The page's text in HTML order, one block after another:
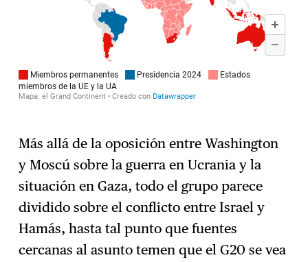
Más allá de la oposición entre Washington
y Moscú sobre la guerra en Ucrania y la
situación en Gaza, todo el grupo parece
dividido sobre el conflicto entre Israel y
Hamás, hasta tal punto que fuentes
cercanas al asunto temen que el G20 se vea